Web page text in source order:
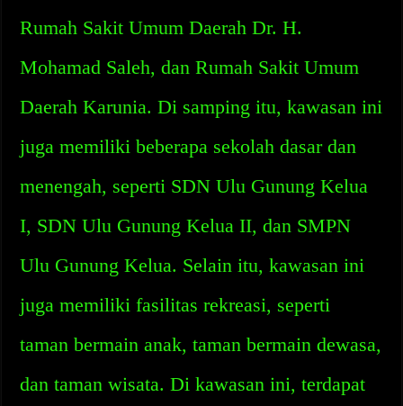
Rumah Sakit Umum Daerah Dr. H.
Mohamad Saleh, dan Rumah Sakit Umum
Daerah Karunia. Di samping itu, kawasan ini
juga memiliki beberapa sekolah dasar dan
menengah, seperti SDN Ulu Gunung Kelua
I, SDN Ulu Gunung Kelua II, dan SMPN
Ulu Gunung Kelua. Selain itu, kawasan ini
juga memiliki fasilitas rekreasi, seperti
taman bermain anak, taman bermain dewasa,
dan taman wisata. Di kawasan ini, terdapat